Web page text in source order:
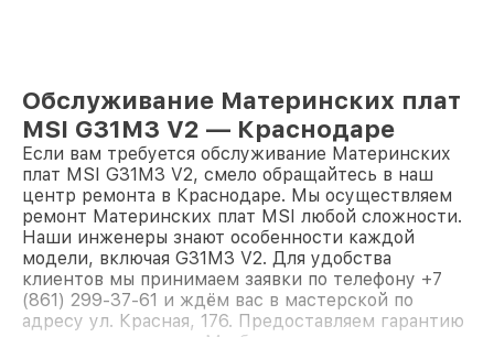
Обслуживание Материнских плат
MSI G31M3 V2 — Краснодаре
Если вам требуется обслуживание Материнских
плат MSI G31M3 V2, смело обращайтесь в наш
центр ремонта в Краснодаре. Мы осуществляем
ремонт Материнских плат MSI любой сложности.
Наши инженеры знают особенности каждой
модели, включая G31M3 V2. Для удобства
клиентов мы принимаем заявки по телефону +7
(861) 299-37-61 и ждём вас в мастерской по
адресу ул. Красная, 176. Предоставляем гарантию